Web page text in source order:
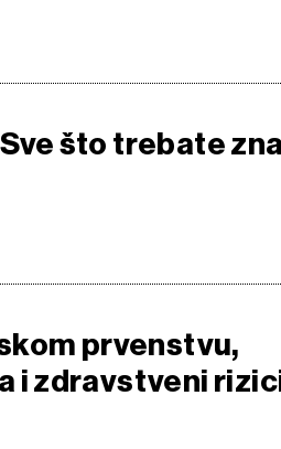
što trebate
prvenstvu,
i zdravstveni